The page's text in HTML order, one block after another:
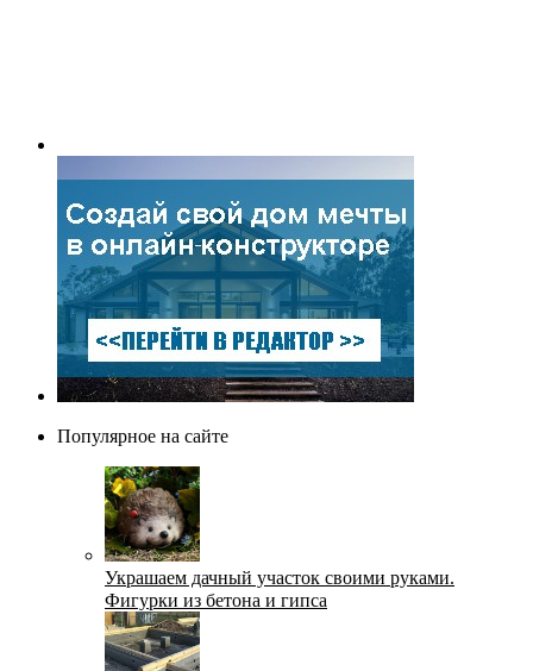
Популярное на сайте
Украшаем дачный участок своими руками.
Фигурки из бетона и гипса